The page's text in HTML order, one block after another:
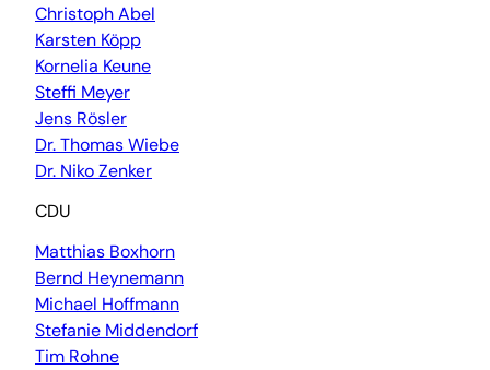
Christoph Abel
Karsten Köpp
Kornelia Keune
Steffi Meyer
Jens Rösler
Dr. Thomas Wiebe
Dr. Niko Zenker
CDU
Matthias Boxhorn
Bernd Heynemann
Michael Hoffmann
Stefanie Middendorf
Tim Rohne